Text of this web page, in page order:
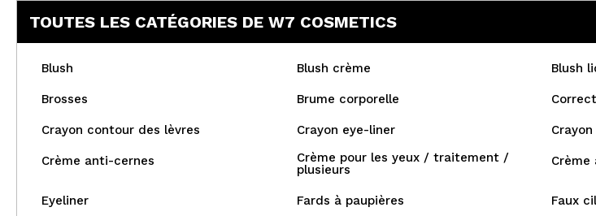
TOUTES LES CATÉGORIES DE W7 COSMETICS
Blush Blush crème Blush
Brosses Brume corporelle
Crayon contour des lèvres Crayon eye-liner
Crème anti-cernes
Crème pour les yeux / traitement /
plusieurs
Crème
Eyeliner Fards à paupières Faux